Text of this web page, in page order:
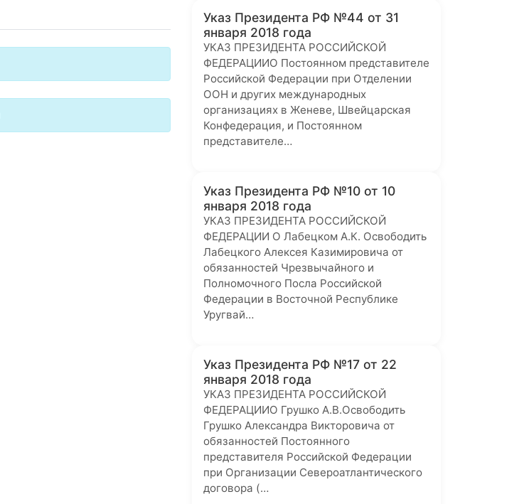
Указ Президента РФ №44 от 31
января 2018 года
УКАЗ ПРЕЗИДЕНТА РОССИЙСКОЙ
ФЕДЕРАЦИИО Постоянном представителе
Российской Федерации при Отделении
ООН и других международных
организациях в Женеве, Швейцарская
Конфедерация, и Постоянном
представителе…
Указ Президента РФ №10 от 10
января 2018 года
УКАЗ ПРЕЗИДЕНТА РОССИЙСКОЙ
ФЕДЕРАЦИИ О Лабецком А.К. Освободить
Лабецкого Алексея Казимировича от
обязанностей Чрезвычайного и
Полномочного Посла Российской
Федерации в Восточной Республике
Уругвай…
Указ Президента РФ №17 от 22
января 2018 года
УКАЗ ПРЕЗИДЕНТА РОССИЙСКОЙ
ФЕДЕРАЦИИО Грушко А.В.Освободить
Грушко Александра Викторовича от
обязанностей Постоянного
представителя Российской Федерации
при Организации Североатлантического
договора (…